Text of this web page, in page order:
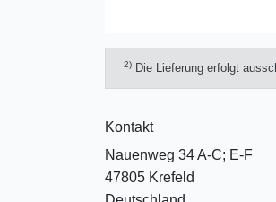
2) Die Lieferung erfolgt
Kontakt
Nauenweg 34 A-C; E-F
47805 Krefeld